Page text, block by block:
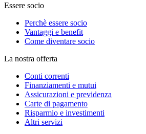
Essere socio
Perchè essere socio
Vantaggi e benefit
Come diventare socio
La nostra offerta
Conti correnti
Finanziamenti e mutui
Assicurazioni e previdenza
Carte di pagamento
Risparmio e investimenti
Altri servizi